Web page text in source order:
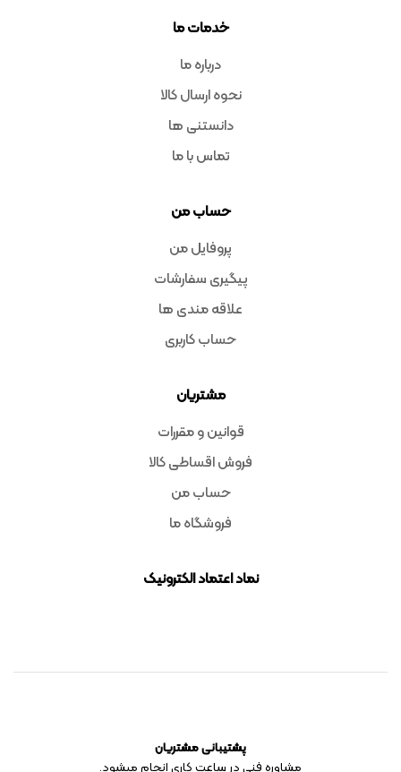
خدمات ما
درباره ما
نحوه ارسال کالا
دانستنی ها
تماس با ما
حساب من
پروفایل من
پیگیری سفارشات
علاقه مندی ها
حساب کاربری
مشتریان
قوانین و مقررات
فروش اقساطی کالا
حساب من
فروشگاه ما
نماد اعتماد الکترونیک
پشتیبانی مشتریان